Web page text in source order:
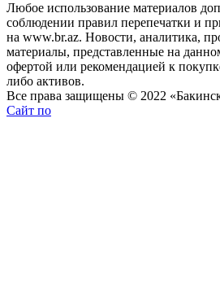
Любое использование материалов
соблюдении правил перепечатки и
на www.br.az. Новости, аналитика,
материалы, представленные на
офертой или рекомендацией к
либо активов.
Все права защищены © 2022
Сайт по